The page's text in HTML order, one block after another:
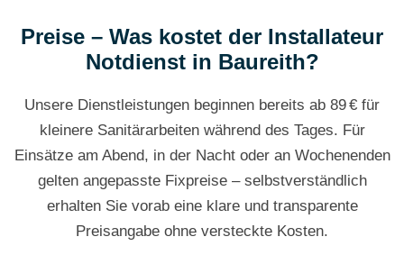
Preise – Was kostet der Installateur
Notdienst in Baureith?
Unsere Dienstleistungen beginnen bereits ab 89 € für
kleinere Sanitärarbeiten während des Tages. Für
Einsätze am Abend, in der Nacht oder an Wochenenden
gelten angepasste Fixpreise – selbstverständlich
erhalten Sie vorab eine klare und transparente
Preisangabe ohne versteckte Kosten.